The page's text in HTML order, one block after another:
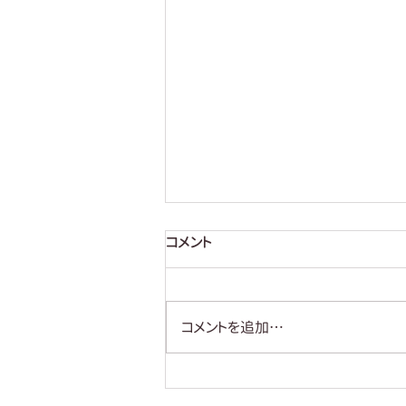
【説明してみる】
コメント
コメントを追加…